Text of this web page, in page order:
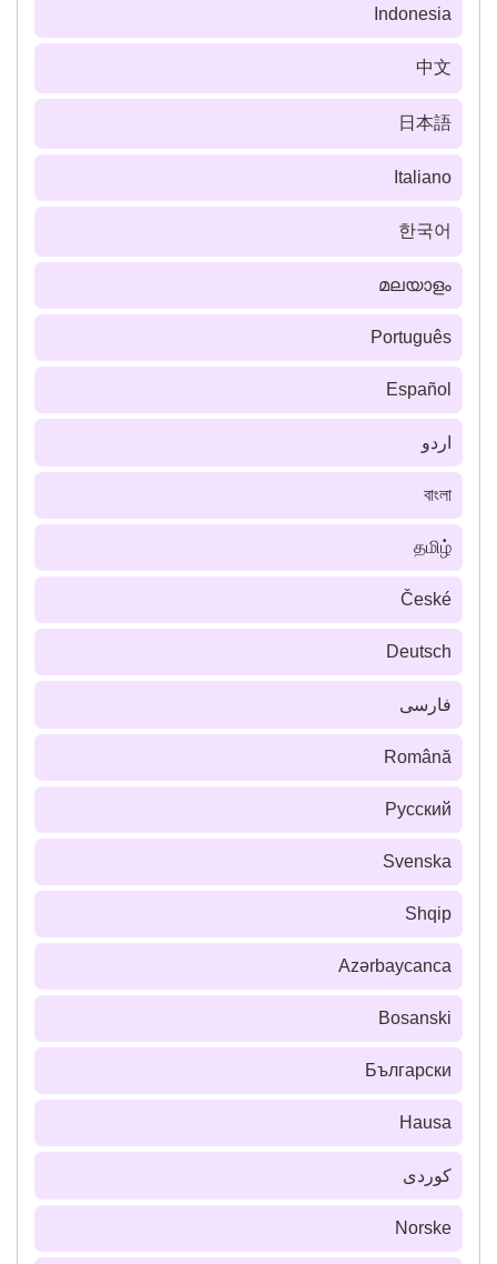
Indonesia
中文
日本語
Italiano
한국어
മലയാളം
Português
Español
اردو
বাংলা
தமிழ்
České
Deutsch
فارسى
Română
Русский
Svenska
Shqip
Azərbaycanca
Bosanski
Български
Hausa
كوردی
Norske